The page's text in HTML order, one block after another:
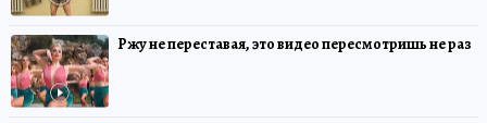
Ржу не переставая, это видео пересмотришь не раз